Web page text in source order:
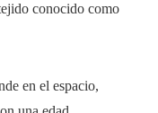
conocido como
en el espacio,